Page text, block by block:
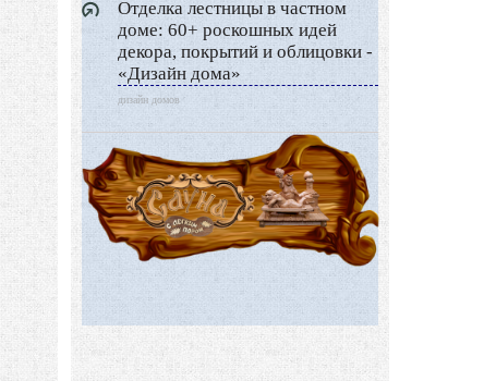
Отделка лестницы в частном
доме: 60+ роскошных идей
декора, покрытий и облицовки -
«Дизайн дома»
дизайн домов